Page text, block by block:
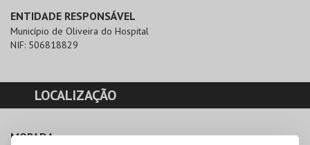
ENTIDADE RESPONSÁVEL
Município de Oliveira do Hospital
NIF: 506818829
LOCALIZAÇÃO
MORADA